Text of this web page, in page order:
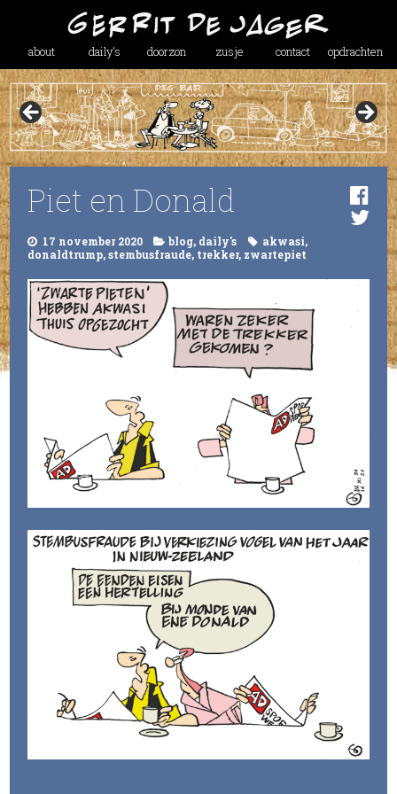
about daily’s doorzon zusje contact opdrachten
Piet en Donald
17 november 2020 blog, daily's akwasi,
donaldtrump,stembusfraude, trekker, zwartepiet